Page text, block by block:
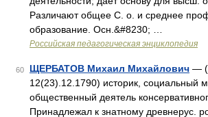
Различают общее С. о. и среднее
образование. Осн.&#8230; …
Российская педагогическая энциклопедия
60 ЩЕРБАТОВ Михаил Михайлович —
12(23).12.1790) историк, социальный
общественный деятель
Принадлежал к знатному древнерус.